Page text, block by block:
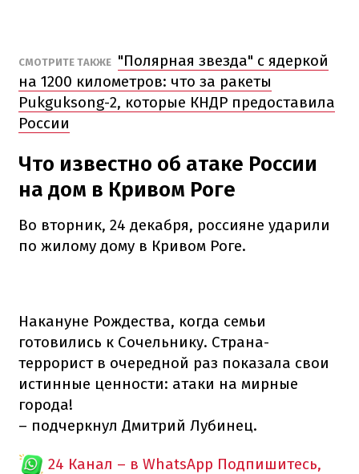
СМОТРИТЕ ТАКЖЕ "Полярная звезда" с ядеркой
на 1200 километров: что за ракеты
Pukguksong-2, которые КНДР предоставила
России
Что известно об атаке России
на дом в Кривом Роге
Во вторник, 24 декабря, россияне ударили
по жилому дому в Кривом Роге.
Накануне Рождества, когда семьи
готовились к Сочельнику. Страна-
террорист в очередной раз показала свои
истинные ценности: атаки на мирные
города!
– подчеркнул Дмитрий Лубинец.
24 Канал – в WhatsApp Подпишитесь,